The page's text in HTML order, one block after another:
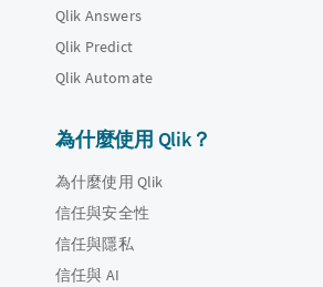
Qlik Answers
Qlik Predict
Qlik Automate
為什麼使用 Qlik？
為什麼使用 Qlik
信任與安全性
信任與隱私
信任與 AI